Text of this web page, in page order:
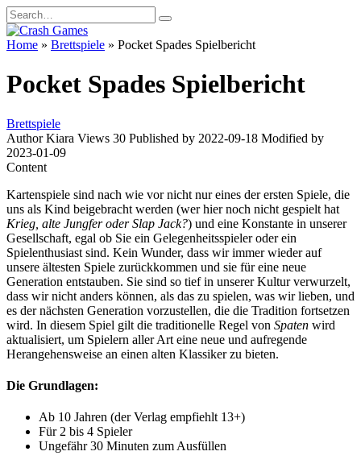
Skip
to
content
Search
for:
Home » Brettspiele » Pocket Spades Spielbericht
Pocket Spades Spielbericht
Brettspiele
Author Kiara Views 30 Published by 2022-09-18 Modified by
2023-01-09
Content
Kartenspiele sind nach wie vor nicht nur eines der ersten Spiele, die
uns als Kind beigebracht werden (wer hier noch nicht gespielt hat
Krieg, alte Jungfer oder Slap Jack?) und eine Konstante in unserer
Gesellschaft, egal ob Sie ein Gelegenheitsspieler oder ein
Spielenthusiast sind. Kein Wunder, dass wir immer wieder auf
unsere ältesten Spiele zurückkommen und sie für eine neue
Generation entstauben. Sie sind so tief in unserer Kultur verwurzelt,
dass wir nicht anders können, als das zu spielen, was wir lieben, und
es der nächsten Generation vorzustellen, die die Tradition fortsetzen
wird. In diesem Spiel gilt die traditionelle Regel von Spaten wird
aktualisiert, um Spielern aller Art eine neue und aufregende
Herangehensweise an einen alten Klassiker zu bieten.
Die Grundlagen:
Ab 10 Jahren (der Verlag empfiehlt 13+)
Für 2 bis 4 Spieler
Ungefähr 30 Minuten zum Ausfüllen